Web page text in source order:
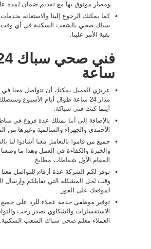
ومصار موثوق بها مع تقديم ضمان لمدة
كما يمكنك الرجوع إلينا والاستعانة
سباك صحي بالشعب السكنية في أي وقت
بقية الأمر علينا.
فني صحي
ساعة
عزيزي العميل يمكنك أن تتواصل معنا
مدار 24 ساعة طوال أيام الأسبوع
أينما كنت فني سباكة.
بالإضافة إلى أننا نمتلك عدة فروع في
الأحمدي والجهراء والسالمية وغيرها من
جميع من قاموا بالتعامل معنا أشادوا لنا
والخبرة والكفاءة في العمل وهذا ما
المقام الأول شفاطات مطابخ.
توفر لكم الشركة عدة أرقام للتواصل
وقت لحل المشكلة التي تقابلكم وإرسال
لموقعك على الفور.
توفير موظفي خدمة عملاء للرد على جميع
الاستفسارات والشكاوي بصدر رحب
العملاء معلم صحي سباك الشعب السكنية.